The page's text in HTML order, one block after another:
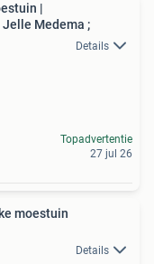
|
Medema ;
Details
Topadvertentie
27 jul 26
moestuin
Details